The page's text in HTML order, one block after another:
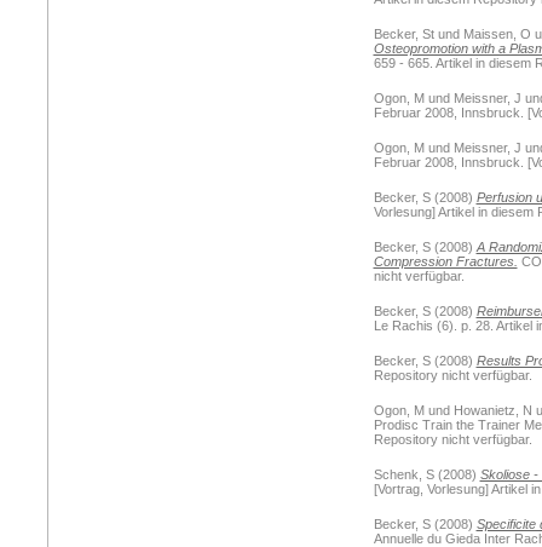
Becker, Stund Maissen, O
Osteopromotion with a
659 - 665. Artikel in diesem
Ogon, Mund Meissner, J
Februar 2008, Innsbruck.
Ogon, Mund Meissner, J
Februar 2008, Innsbruck.
Becker, S(2008) Perfusion
Vorlesung] Artikel in diesem
Becker, S(2008) A
Compression Fractures.
nicht verfügbar.
Becker, S(2008)
Le Rachis (6). p. 28. Artikel
Becker, S(2008) Results
Repository nicht verfügbar.
Ogon, Mund Howanietz, N
Prodisc Train the Trainer
Repository nicht verfügbar.
Schenk, S(2008) Skoliose -
[Vortrag, Vorlesung] Artikel
Becker, S(2008) Specificite
Annuelle du Gieda Inter